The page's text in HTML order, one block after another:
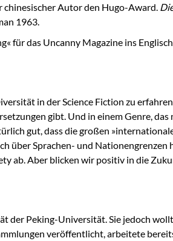
Autor den Hugo-Award.
1963.
für das Uncanny Magazine ins
in der Science Fiction zu
gibt. Und in einem Genre,
gut, dass die großen
über Sprachen- und
ab. Aber blicken wir positiv in die
Peking-Universität. Sie jedoch
veröffentlicht, arbeitete